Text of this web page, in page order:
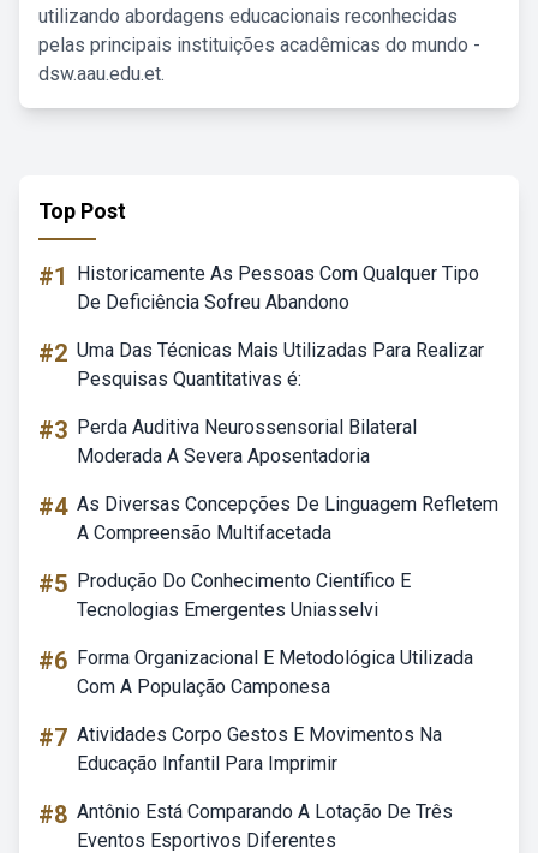
utilizando abordagens educacionais reconhecidas
pelas principais instituições acadêmicas do mundo -
dsw.aau.edu.et.
Top Post
#1
Historicamente As Pessoas Com Qualquer Tipo
De Deficiência Sofreu Abandono
#2 Uma Das Técnicas Mais Utilizadas Para Realizar
Pesquisas Quantitativas é:
#3 Perda Auditiva Neurossensorial Bilateral
Moderada A Severa Aposentadoria
#4 As Diversas Concepções De Linguagem Refletem
A Compreensão Multifacetada
#5 Produção Do Conhecimento Científico E
Tecnologias Emergentes Uniasselvi
#6 Forma Organizacional E Metodológica Utilizada
Com A População Camponesa
#7 Atividades Corpo Gestos E Movimentos Na
Educação Infantil Para Imprimir
#8 Antônio Está Comparando A Lotação De Três
Eventos Esportivos Diferentes